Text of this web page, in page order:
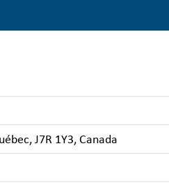
J7R 1Y3, Canada